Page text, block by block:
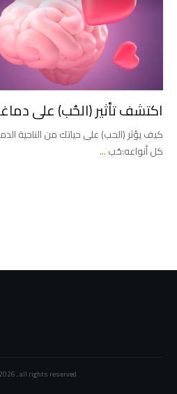
اكتشف تأثير (الحُب) على
كيف يؤثر (الحب) على حياتك من الناحية
كل أنواعه:حُب...
2026, all rights reserved.